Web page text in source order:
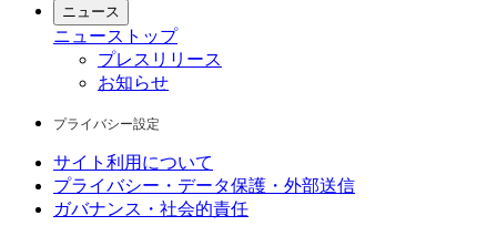
ニュース
ニュース トップ
プレスリリース
お知らせ
プライバシー設定
サイト利用について
プライバシー・データ保護・外部送信
ガバナンス・社会的責任